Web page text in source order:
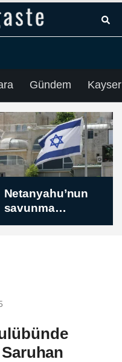
Gündem
ABD'de Myanmar
ve Güney Sudan
göçmenlerine